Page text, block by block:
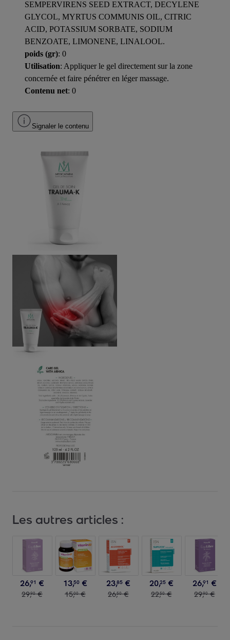
SEMPERVIRENS SEED EXTRACT, DECYLENE
GLYCOL, MYRTUS COMMUNIS OIL, CITRIC
ACID, POTASSIUM SORBATE, SODIUM
BENZOATE, LIMONENE, LINALOOL.
poids (gr): 0
Utilisation: Appliquer le gel directement sur la zone
concernée et faire pénétrer en léger massage.
Contenu net: 0
Signaler le contenu
Les autres articles :
26,91 €
29,90 €
13,50 €
15,00 €
23,85 €
26,50 €
20,25 €
22,50 €
26,91 €
29,90 €